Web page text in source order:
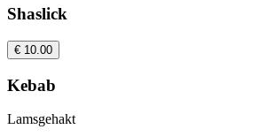
Shaslick
€ 10.00
Kebab
Lamsgehakt